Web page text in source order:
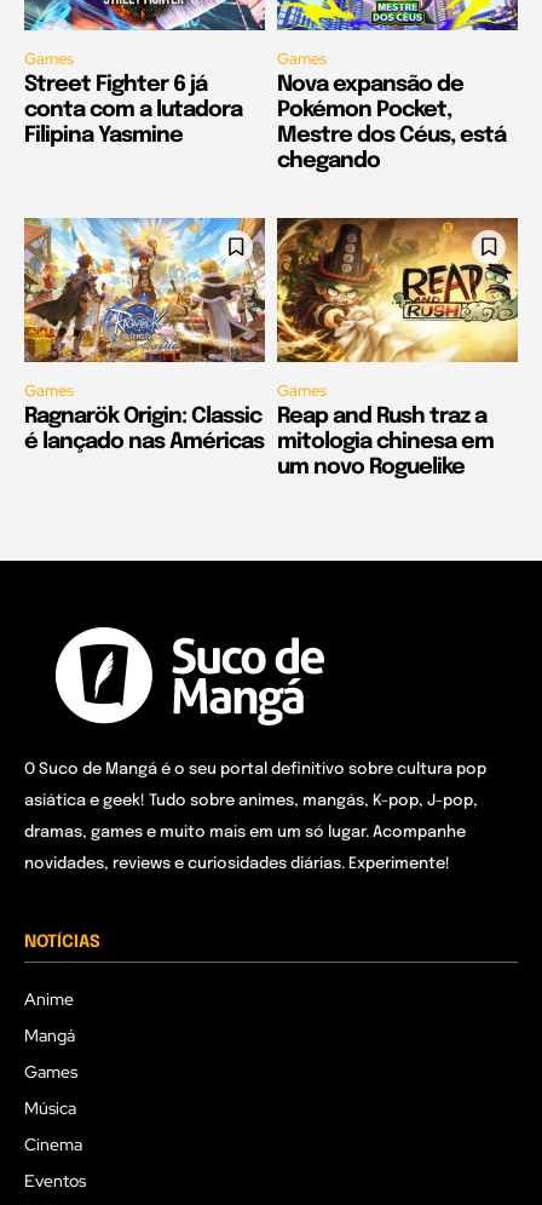
Games
Street Fighter 6 já
conta com a lutadora
Filipina Yasmine
Games
Nova expansão de
Pokémon Pocket,
Mestre dos Céus, está
chegando
Games
Ragnarök Origin: Classic
é lançado nas Américas
Games
Reap and Rush traz a
mitologia chinesa em
um novo Roguelike
O Suco de Mangá é o seu portal definitivo sobre cultura pop
asiática e geek! Tudo sobre animes, mangás, K-pop, J-pop,
dramas, games e muito mais em um só lugar. Acompanhe
novidades, reviews e curiosidades diárias. Experimente!
NOTÍCIAS
Anime
Mangá
Games
Música
Cinema
Eventos